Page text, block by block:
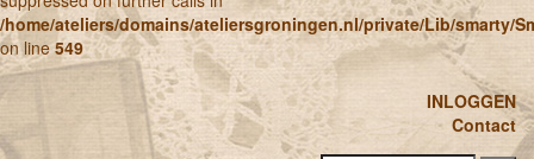
/home/ateliers/domains/ateliersgroningen.nl/private/Lib/smarty/
on line549
INLOGGEN
Contact